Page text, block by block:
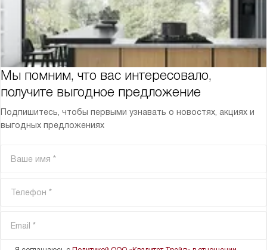
Мы помним, что вас интересовало,
получите выгодное предложение
Подпишитесь, чтобы первыми узнавать о новостях, акциях и
выгодных предложениях